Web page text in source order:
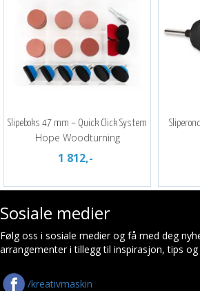
Slipeboks 47 mm – Quick Click System
Hope Woodturning
1 812,-
Sosiale medier
Følg oss i sosiale medier og få med deg
arrangementer i tillegg til inspirasjon, tips
/kreativmaskin